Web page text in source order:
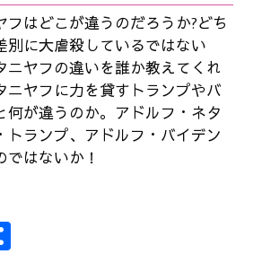
フはどこが違うのだろうか?どち
別に大虐殺しているではない
ニヤフの違いを誰か教えてくれ
ニヤフに力を貸すトランプやバ
何が違うのか。アドルフ・ネタ
トランプ、アドルフ・バイデン
はないか！